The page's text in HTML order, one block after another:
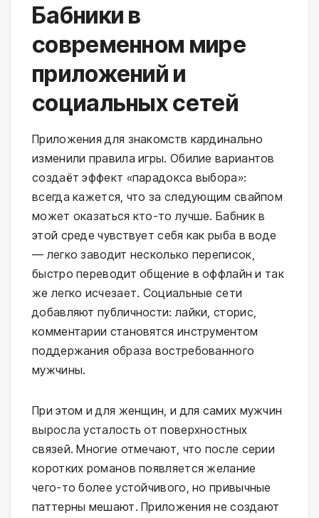
Бабники в
современном мире
приложений и
социальных сетей
Приложения для знакомств кардинально
изменили правила игры. Обилие вариантов
создаёт эффект «парадокса выбора»:
всегда кажется, что за следующим свайпом
может оказаться кто-то лучше. Бабник в
этой среде чувствует себя как рыба в воде
— легко заводит несколько переписок,
быстро переводит общение в оффлайн и так
же легко исчезает. Социальные сети
добавляют публичности: лайки, сторис,
комментарии становятся инструментом
поддержания образа востребованного
мужчины.
При этом и для женщин, и для самих мужчин
выросла усталость от поверхностных
связей. Многие отмечают, что после серии
коротких романов появляется желание
чего-то более устойчивого, но привычные
паттерны мешают. Приложения не создают